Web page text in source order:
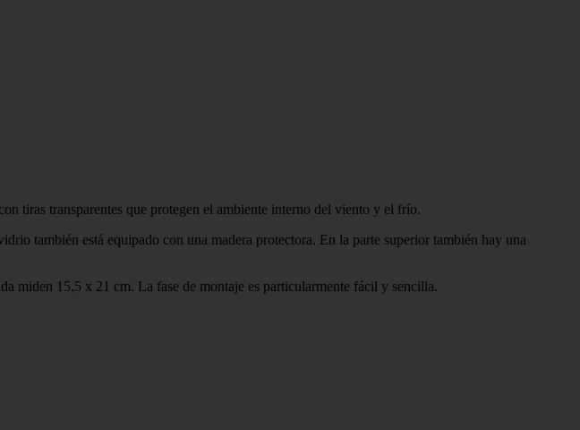
tiras transparentes que protegen el ambiente interno del viento y el frío.
también está equipado con una madera protectora. En la parte superior también hay una
miden 15,5 x 21 cm. La fase de montaje es particularmente fácil y sencilla.